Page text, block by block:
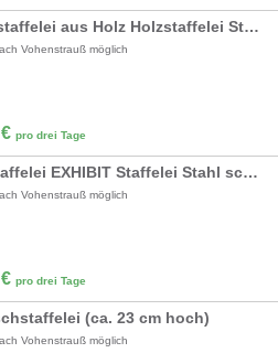
Meisterstaffelei aus Holz Holzstaffelei Staffelei
Vohenstrauß möglich
€ pro drei Tage
Metallstaffelei EXHIBIT Staffelei Stahl schwarz
Vohenstrauß möglich
€ pro drei Tage
(ca. 23 cm hoch)
Vohenstrauß möglich